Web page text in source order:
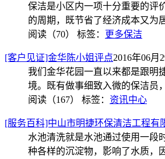
保洁是小区内一项十分重要的评
的周期，既节省了经济成本又为
阅读（70） 标签： 更多保洁
[客户见证]金华陈小姐评点2016年06月
我们金华花园一直以来都是跟明
境。既有做事细致入微的保洁员
阅读（167） 标签： 资讯中心
[服务百科]中山市明捷环保清洁工程有
水池清洗就是水池通过使用一段
种各样的沉淀物，影响了水质，